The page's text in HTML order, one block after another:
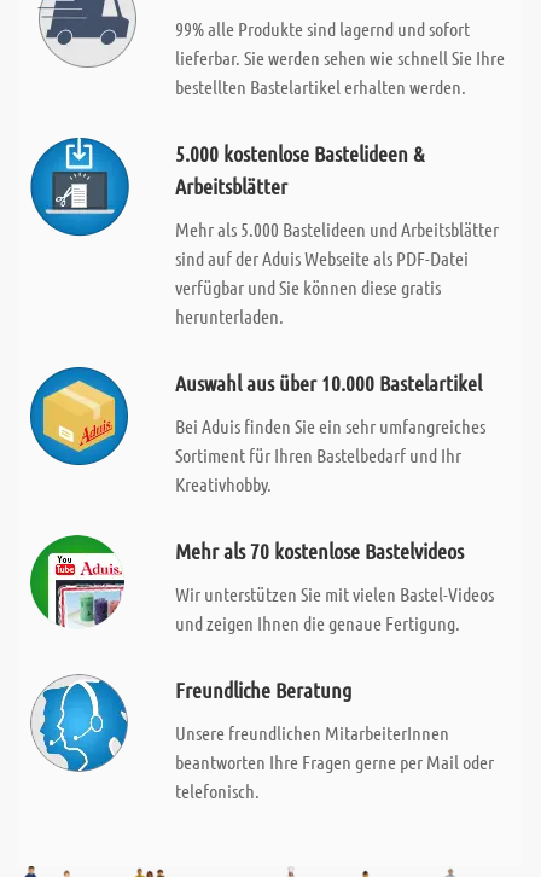
99% alle Produkte sind lagernd und sofort
lieferbar. Sie werden sehen wie schnell Sie Ihre
bestellten Bastelartikel erhalten werden.
5.000 kostenlose Bastelideen &
Arbeitsblätter
Mehr als 5.000 Bastelideen und Arbeitsblätter
sind auf der Aduis Webseite als PDF-Datei
verfügbar und Sie können diese gratis
herunterladen.
Auswahl aus über 10.000 Bastelartikel
Bei Aduis finden Sie ein sehr umfangreiches
Sortiment für Ihren Bastelbedarf und Ihr
Kreativhobby.
Mehr als 70 kostenlose Bastelvideos
Wir unterstützen Sie mit vielen Bastel-Videos
und zeigen Ihnen die genaue Fertigung.
Freundliche Beratung
Unsere freundlichen MitarbeiterInnen
beantworten Ihre Fragen gerne per Mail oder
telefonisch.